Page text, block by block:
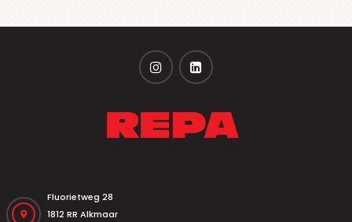
Fluorietweg 28
1812 RR Alkmaar